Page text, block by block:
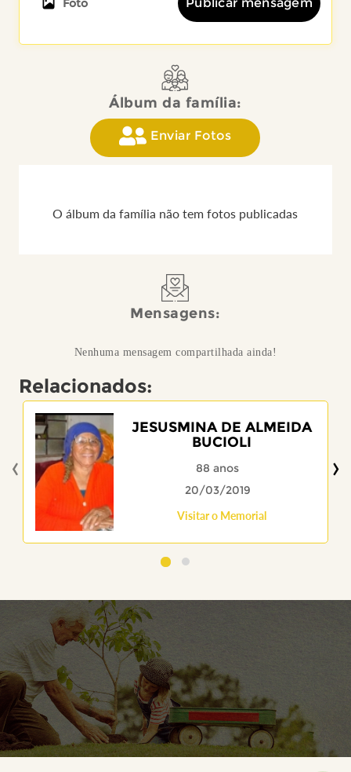
Álbum da família:
Enviar Fotos
O álbum da família não tem fotos publicadas
Mensagens:
Nenhuma mensagem compartilhada ainda!
Relacionados:
JESUSMINA DE ALMEIDA
BUCIOLI
88 anos
20/03/2019
Visitar o Memorial
‹ ›